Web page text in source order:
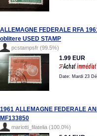
ALLEMAGNE FEDERALE RFA
oblitere USED STAMP
pcstampsfr (99.5%)
1.99 EUR
Date: Mardi 23
1961 ALLEMAGNE FEDERALE
MF133850
mariotti_filatelia (100.0%)